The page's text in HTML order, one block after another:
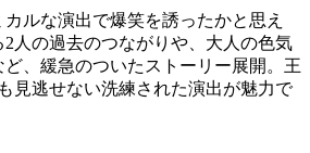
カルな演出で爆笑を誘ったかと思え
人の過去のつながりや、大人の色気
、緩急のついたストーリー展開。王
見逃せない洗練された演出が魅力で